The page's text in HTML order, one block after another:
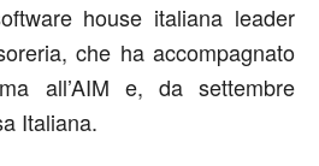
house italiana leader
che ha accompagnato
all’AIM e, da settembre
Italiana.